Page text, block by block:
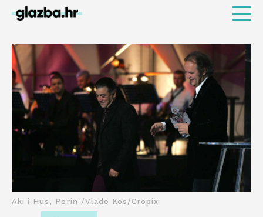
Aki i Hus, Porin /Vlado Kos/Cropix